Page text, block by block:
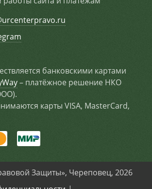
банковскими картами
– платёжное решение НКО
карты VISA, MasterCard,
Защиты», Череповец, 2026